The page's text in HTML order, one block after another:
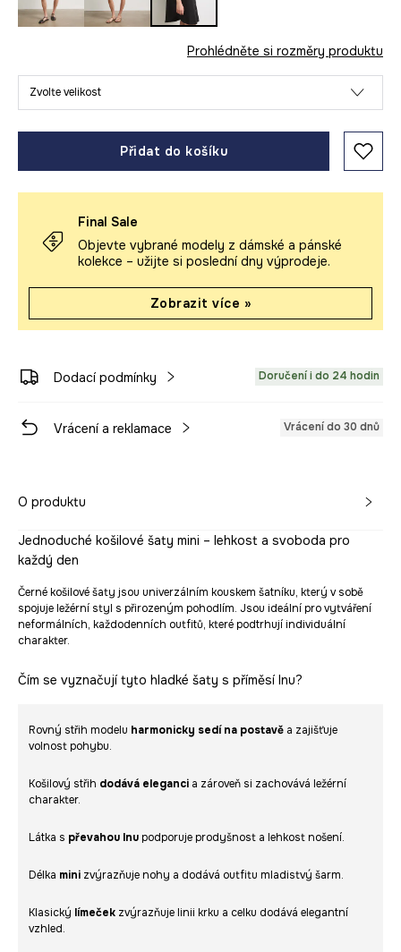
Prohlédněte si rozměry produktu
Zvolte velikost
Přidat do košíku
Final Sale
Objevte vybrané modely z dámské a pánské
kolekce – užijte si poslední dny výprodeje.
Zobrazit více »
Dodací podmínky Doručení i do 24 hodin
Vrácení a reklamace Vrácení do 30 dnů
O produktu
Jednoduché košilové šaty mini – lehkost a svoboda pro
každý den
Černé košilové šaty jsou univerzálním kouskem šatníku, který v sobě
spojuje ležérní styl s přirozeným pohodlím. Jsou ideální pro vytváření
neformálních, každodenních outfitů, které podtrhují individuální
charakter.
Čím se vyznačují tyto hladké šaty s příměsí lnu?
Rovný střih modelu harmonicky sedí na postavě a zajišťuje
volnost pohybu.
Košilový střih dodává eleganci a zároveň si zachovává ležérní
charakter.
Látka s převahou lnu podporuje prodyšnost a lehkost nošení.
Délka mini zvýrazňuje nohy a dodává outfitu mladistvý šarm.
Klasický límeček zvýrazňuje linii krku a celku dodává elegantní
vzhled.